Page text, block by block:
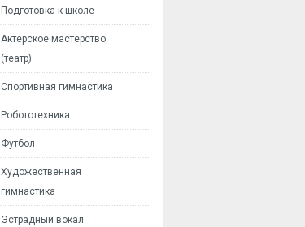
Подготовка к школе
Актерское мастерство
(театр)
Спортивная гимнастика
Робототехника
Футбол
Художественная
гимнастика
Эстрадный вокал